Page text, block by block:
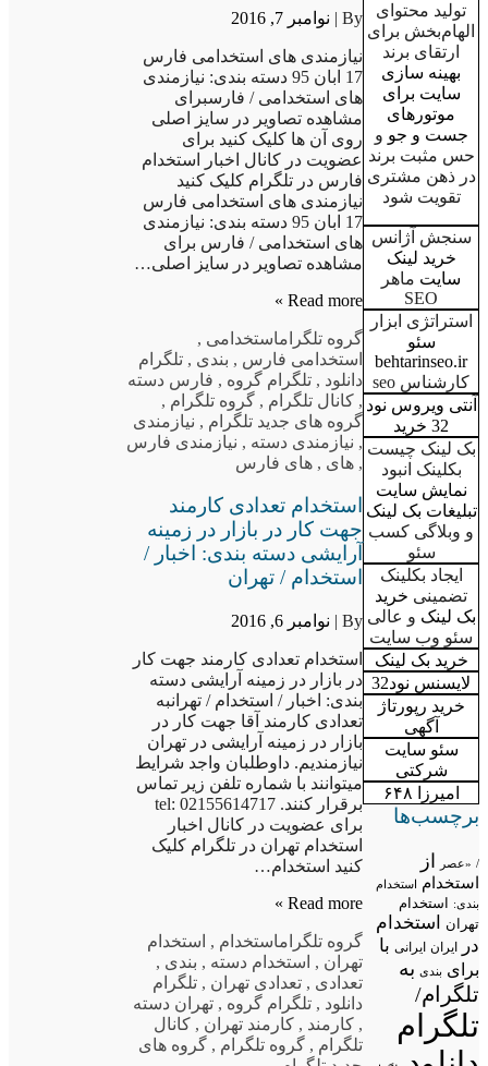
تولید محتوای
الهام‌بخش برای
ارتقای برند
بهینه سازی
سایت برای
موتورهای
جست و جو و
حس مثبت برند
در ذهن مشتری
تقویت شود
سنجش آژانس
خرید لینک
سایت ماهر
SEO
استراتژی ابزار
سئو
behtarinseo.ir
کارشناس seo
آنتی ویروس نود
32 خرید
بک لینک چیست
بکلینک انبود
نمایش سایت
تبلیغات بک لینک
و وبلاگی کسب
سئو
ایجاد بکلینک
تضمینی خرید
بک لینک و عالی
سئو وب سایت
خرید بک لینک
لایسنس نود32
خرید رپورتاژ
آگهی
سئو سایت
شرکتی
امیرزا ۶۴۸
By | نوامبر 7, 2016
نیازمندی های استخدامی فارس
17 ابان 95 دسته بندی: نیازمندی
های استخدامی / فارسبرای
مشاهده تصاویر در سایز اصلی
روی آن ها کلیک کنید برای
عضویت در کانال اخبار استخدام
فارس در تلگرام کلیک کنید
نیازمندی های استخدامی فارس
17 ابان 95 دسته بندی: نیازمندی
های استخدامی / فارس برای
مشاهده تصاویر در سایز اصلی…
Read more »
گروه تلگراماستخدامی ,
استخدامی فارس , بندی , تلگرام
دانلود , تلگرام گروه , فارس دسته
, کانال تلگرام , گروه تلگرام ,
گروه های جدید تلگرام , نیازمندی
, نیازمندی دسته , نیازمندی فارس
, های , های فارس
استخدام تعدادی کارمند
جهت کار در بازار در زمینه
آرایشی دسته بندی: اخبار /
استخدام / تهران
By | نوامبر 6, 2016
استخدام تعدادی کارمند جهت کار
در بازار در زمینه آرایشی دسته
بندی: اخبار / استخدام / تهرانبه
تعدادی کارمند آقا جهت کار در
بازار در زمینه آرایشی در تهران
نیازمندیم. داوطلبان واجد شرایط
میتوانند با شماره تلفن زیر تماس
برقرار کنند. tel: 02155614717
برای عضویت در کانال اخبار
استخدام تهران در تلگرام کلیک
کنید استخدام…
Read more »
گروه تلگراماستخدام , استخدام
تهران , استخدام دسته , بندی ,
تعدادی , تعدادی تهران , تلگرام
دانلود , تلگرام گروه , تهران دسته
, کارمند , کارمند تهران , کانال
تلگرام , گروه تلگرام , گروه های
برچسب‌ها
/ «عصر از
استخدام استخدام
بندی: استخدام
تهران
استخدام
در
ایران ایرانی با
برای بندی به
تلگرام/
تلگرام